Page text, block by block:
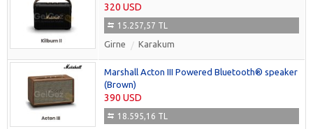
320 USD
15.257,57 TL
Girne Karakum
Marshall Acton III Powered Bluetooth® speaker
(Brown)
390 USD
18.595,16 TL